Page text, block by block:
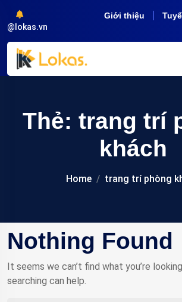
@lokas.vn
Giới thiệu
Thẻ: trang trí
khách
Home trang trí phòng
Nothing Found
It seems we can’t find what you’re
searching can help.